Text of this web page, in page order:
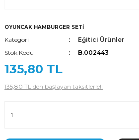
OYUNCAK HAMBURGER SETİ
Kategori
Eğitici Ürünler
Stok Kodu
B.002443
135,80 TL
135,80 TL den başlayan taksitlerle!!